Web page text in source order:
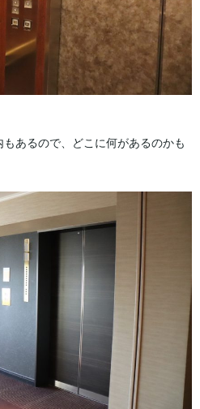
あるので、どこに何があるのかも